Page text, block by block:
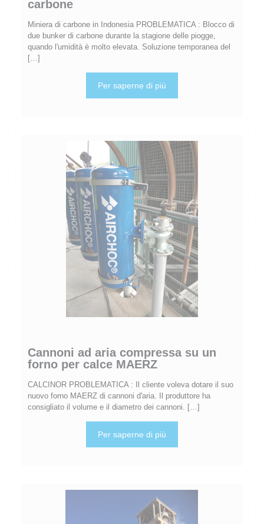
carbone
Miniera di carbone in Indonesia PROBLEMATICA : Blocco di
due bunker di carbone durante la stagione delle piogge,
quando l'umidità è molto elevata. Soluzione temporanea del
[…]
Per saperne di più
Cannoni ad aria compressa su un
forno per calce MAERZ
CALCINOR PROBLEMATICA : Il cliente voleva dotare il suo
nuovo forno MAERZ di cannoni d'aria. Il produttore ha
consigliato il volume e il diametro dei cannoni. […]
Per saperne di più